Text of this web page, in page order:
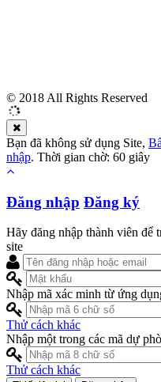
© 2018 All Rights Reserved
Bạn đã không sử dụng Site,
nhập. Thời gian chờ: 60 giây
Đăng nhập Đăng ký
Hãy đăng nhập thành viên để
site
Nhập mã xác minh từ ứng
Thử cách khác
Nhập một trong các mã dự
Thử cách khác